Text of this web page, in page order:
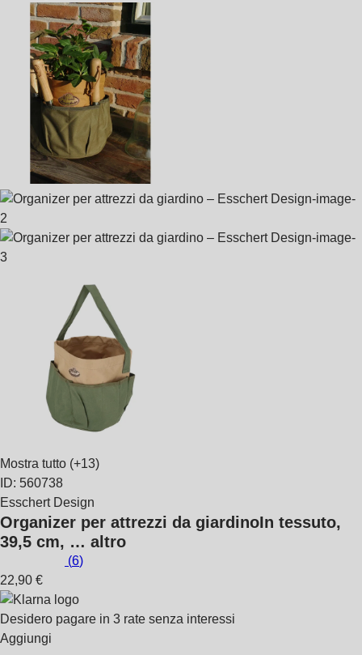
Mostra tutto (+13)
ID: 560738
Esschert Design
Organizer per attrezzi da giardinoIn tessuto,
39,5 cm, … altro
(6)
22,90 €
Desidero pagare in 3 rate senza interessi
Aggiungi